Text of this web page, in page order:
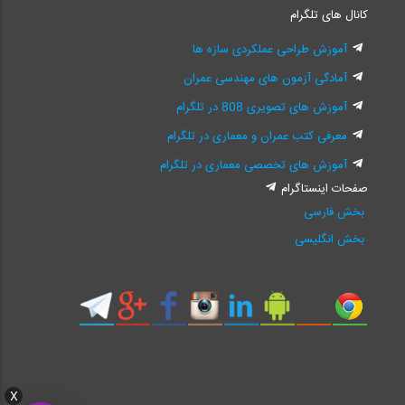
X
کانال های تلگرام
آموزش طراحی عملکردی سازه ها
آمادگی آزمون های مهندسی عمران
آموزش های تصویری 808 در تلگرام
معرفی کتب عمران و معماری در تلگرام
آموزش های تخصصی معماری در تلگرام
صفحات اینستاگرام
بخش فارسی
بخش انگلیسی